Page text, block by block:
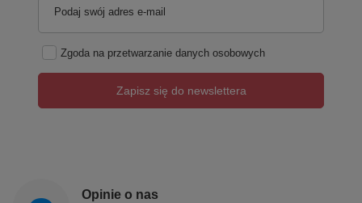
Podaj swój adres e-mail
Zgoda na przetwarzanie danych osobowych
Zapisz się do newslettera
Opinie o nas